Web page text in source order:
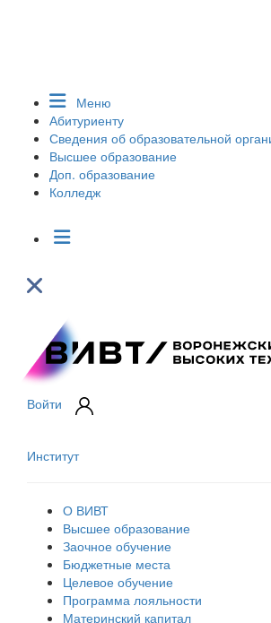
Меню
Абитуриенту
Сведения об образовательной
Высшее образование
Доп. образование
Колледж
Войти
Институт
О ВИВТ
Высшее образование
Заочное обучение
Бюджетные места
Целевое обучение
Программа лояльности
Материнский капитал